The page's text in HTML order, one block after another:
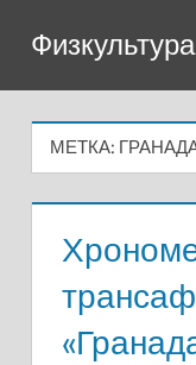
содержимому
МЕТКА: